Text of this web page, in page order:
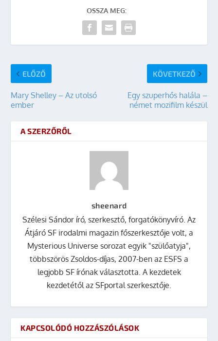
OSSZA MEG:
ELŐZŐ
Mary Shelley – Az utolsó
ember
KÖVETKEZŐ
Egy szuperhős halála –
német mozifilm készül
A SZERZŐRŐL
sheenard
Szélesi Sándor író, szerkesztő, forgatókönyvíró. Az
Átjáró SF irodalmi magazin főszerkesztője volt, a
Mysterious Universe sorozat egyik "szülőatyja",
többszörös Zsoldos-díjas, 2007-ben az ESFS a
legjobb SF írónak választotta. A kezdetek
kezdetétől az SFportal szerkesztője.
KAPCSOLÓDÓ HOZZÁSZÓLÁSOK